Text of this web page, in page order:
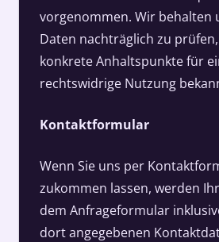
vorgenommen. Wir behalten
Daten nachträglich zu
konkrete Anhaltspunkte für
rechtswidrige Nutzung
Kontaktformular
Wenn Sie uns per
zukommen lassen, werden
dem Anfrageformular
dort angegebenen